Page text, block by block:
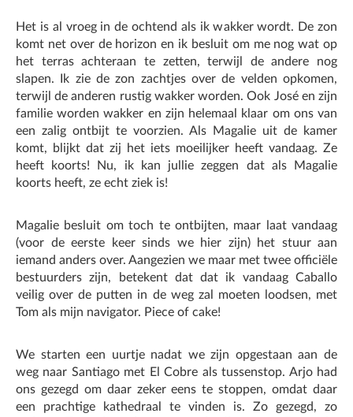
Het is al vroeg in de ochtend als ik wakker wordt. De zon
komt net over de horizon en ik besluit om me nog wat op
het terras achteraan te zetten, terwijl de andere nog
slapen. Ik zie de zon zachtjes over de velden opkomen,
terwijl de anderen rustig wakker worden. Ook José en zijn
familie worden wakker en zijn helemaal klaar om ons van
een zalig ontbijt te voorzien. Als Magalie uit de kamer
komt, blijkt dat zij het iets moeilijker heeft vandaag. Ze
heeft koorts! Nu, ik kan jullie zeggen dat als Magalie
koorts heeft, ze echt ziek is!
Magalie besluit om toch te ontbijten, maar laat vandaag
(voor de eerste keer sinds we hier zijn) het stuur aan
iemand anders over. Aangezien we maar met twee officiële
bestuurders zijn, betekent dat dat ik vandaag Caballo
veilig over de putten in de weg zal moeten loodsen, met
Tom als mijn navigator. Piece of cake!
We starten een uurtje nadat we zijn opgestaan aan de
weg naar Santiago met El Cobre als tussenstop. Arjo had
ons gezegd om daar zeker eens te stoppen, omdat daar
een prachtige kathedraal te vinden is. Zo gezegd, zo